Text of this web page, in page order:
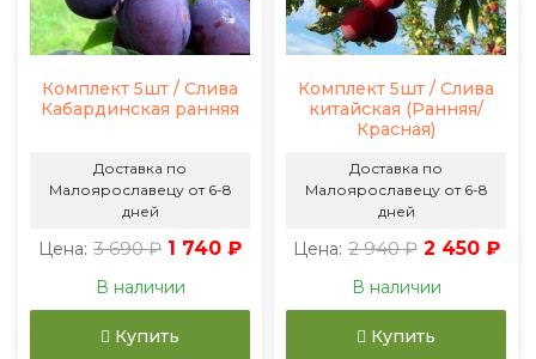
Комплект 5шт / Слива
Кабардинская ранняя
Доставка по
Малоярославецу от 6-8
дней
Цена: 3 690 ₽ 1 740 ₽
В наличии
Купить
Комплект 5шт / Слива
китайская (Ранняя/
Красная)
Доставка по
Малоярославецу от 6-8
дней
Цена: 2 940 ₽ 2 450 ₽
В наличии
Купить